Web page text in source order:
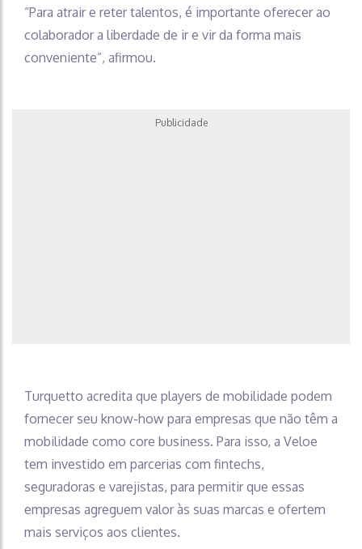
“Para atrair e reter talentos, é importante oferecer ao
colaborador a liberdade de ir e vir da forma mais
conveniente”, afirmou.
Publicidade
Turquetto acredita que players de mobilidade podem
fornecer seu know-how para empresas que não têm a
mobilidade como core business. Para isso, a Veloe
tem investido em parcerias com fintechs,
seguradoras e varejistas, para permitir que essas
empresas agreguem valor às suas marcas e ofertem
mais serviços aos clientes.